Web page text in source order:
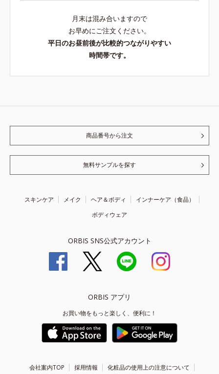
月末は混み合いますので
お早めにご注文ください。
平日のお昼前後が比較的つながりやすい
時間帯です。
商品番号から注文
無料サンプルを探す
スキンケア メイク ヘア＆ボディ
インナーケア（食品）
ボディウェア
ORBIS SNS公式アカウント
ORBIS アプリ
お買い物をもっと楽しく、便利に！
会社案内TOP 採用情報 化粧品の使用上の注意について